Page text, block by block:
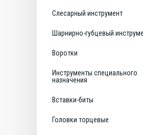
Слесарный инструмент
Шарнирно-губцевый
Воротки
Инструменты специального
назначения
Вставки-биты
Головки торцевые